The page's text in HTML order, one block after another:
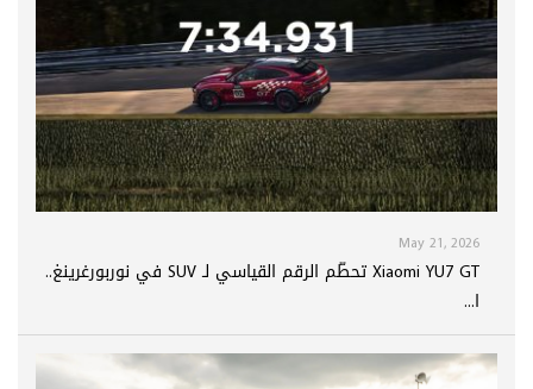
May 21, 2026
Xiaomi YU7 GT تحطّم الرقم القياسي لـ SUV في نوربورغرينغ..
ا...